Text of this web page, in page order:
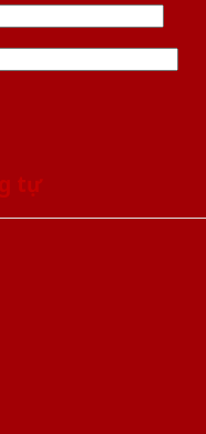
tự